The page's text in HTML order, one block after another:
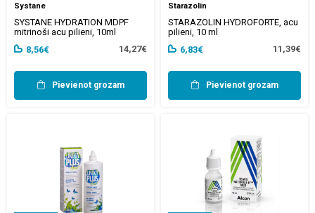
Systane
SYSTANE HYDRATION MDPF
mitrinoši acu pilieni, 10ml
8,56€
14,27€
Pievienot grozam
Starazolin
STARAZOLIN HYDROFORTE, acu
pilieni, 10 ml
6,83€
11,39€
Pievienot grozam